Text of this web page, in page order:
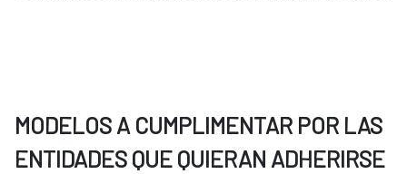
MODELOS A CUMPLIMENTAR POR LAS
ENTIDADES QUE QUIERAN ADHERIRSE